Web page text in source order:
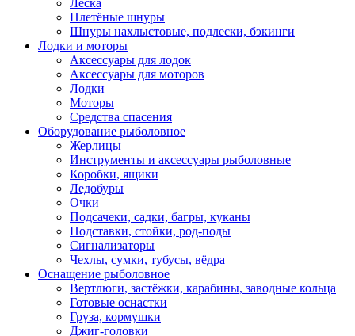
Леска
Плетёные шнуры
Шнуры нахлыстовые, подлески, бэкинги
Лодки и моторы
Аксессуары для лодок
Аксессуары для моторов
Лодки
Моторы
Средства спасения
Оборудование рыболовное
Жерлицы
Инструменты и аксессуары рыболовные
Коробки, ящики
Ледобуры
Очки
Подсачеки, садки, багры, куканы
Подставки, стойки, род-поды
Сигнализаторы
Чехлы, сумки, тубусы, вёдра
Оснащение рыболовное
Вертлюги, застёжки, карабины, заводные кольца
Готовые оснастки
Груза, кормушки
Джиг-головки